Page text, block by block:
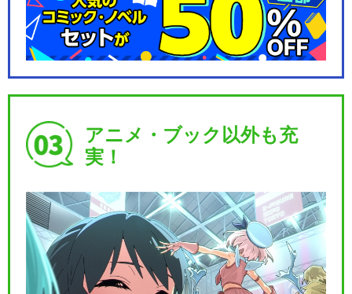
アニメ・ブック以外も充
実！